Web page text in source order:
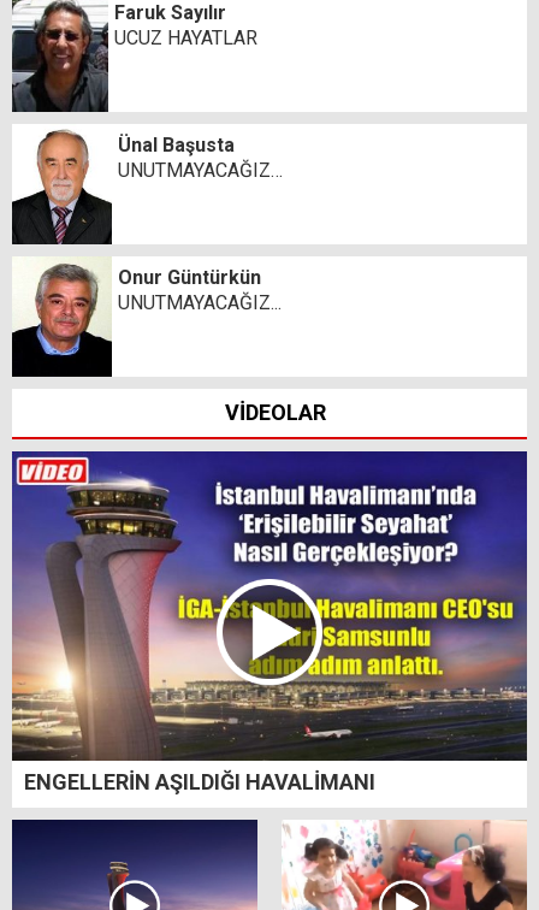
Faruk Sayılır
UCUZ HAYATLAR
Ünal Başusta
UNUTMAYACAĞIZ…
Onur Güntürkün
UNUTMAYACAĞIZ...
VİDEOLAR
ENGELLERİN AŞILDIĞI HAVALİMANI